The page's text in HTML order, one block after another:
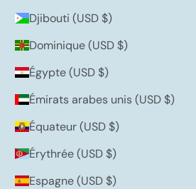
Djibouti (USD $)
Dominique (USD $)
Égypte (USD $)
Émirats arabes unis (USD $)
Équateur (USD $)
Érythrée (USD $)
Espagne (USD $)